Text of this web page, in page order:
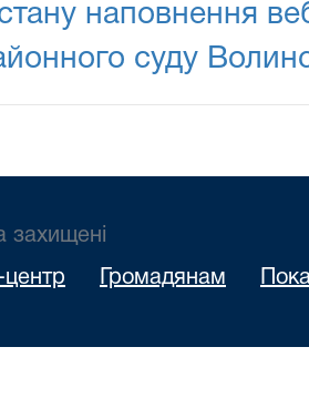
наповнення
суду
захищені
центр Громадянам